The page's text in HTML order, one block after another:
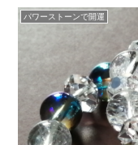
パワーストーンで開運